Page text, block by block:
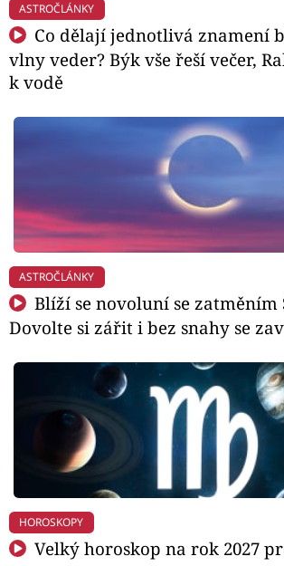
ASTROČLÁNKY
Co dělají jednotlivá znamení
vlny veder? Býk vše řeší večer,
k vodě
ASTROČLÁNKY
Blíží se novoluní se zatměním
Dovolte si zářit i bez snahy se
HOROSKOPY
Velký horoskop na rok 2027